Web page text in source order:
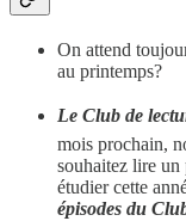
On attend
au printemps?
Le Club de
mois prochain,
souhaitez lire un
étudier cette
épisodes du